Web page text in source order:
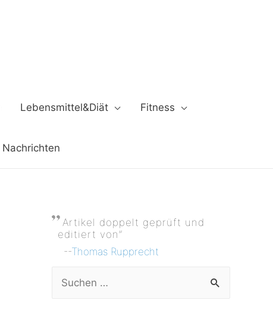
Lebensmittel&Diät Fitness
Nachrichten
Artikel doppelt geprüft und
editiert von”
--Thomas Rupprecht